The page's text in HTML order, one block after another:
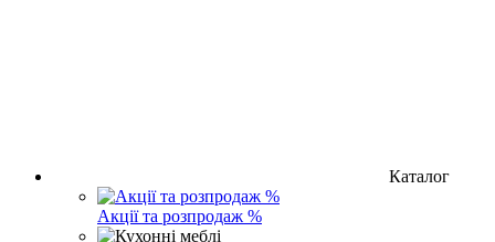
Каталог
Акції та розпродаж %